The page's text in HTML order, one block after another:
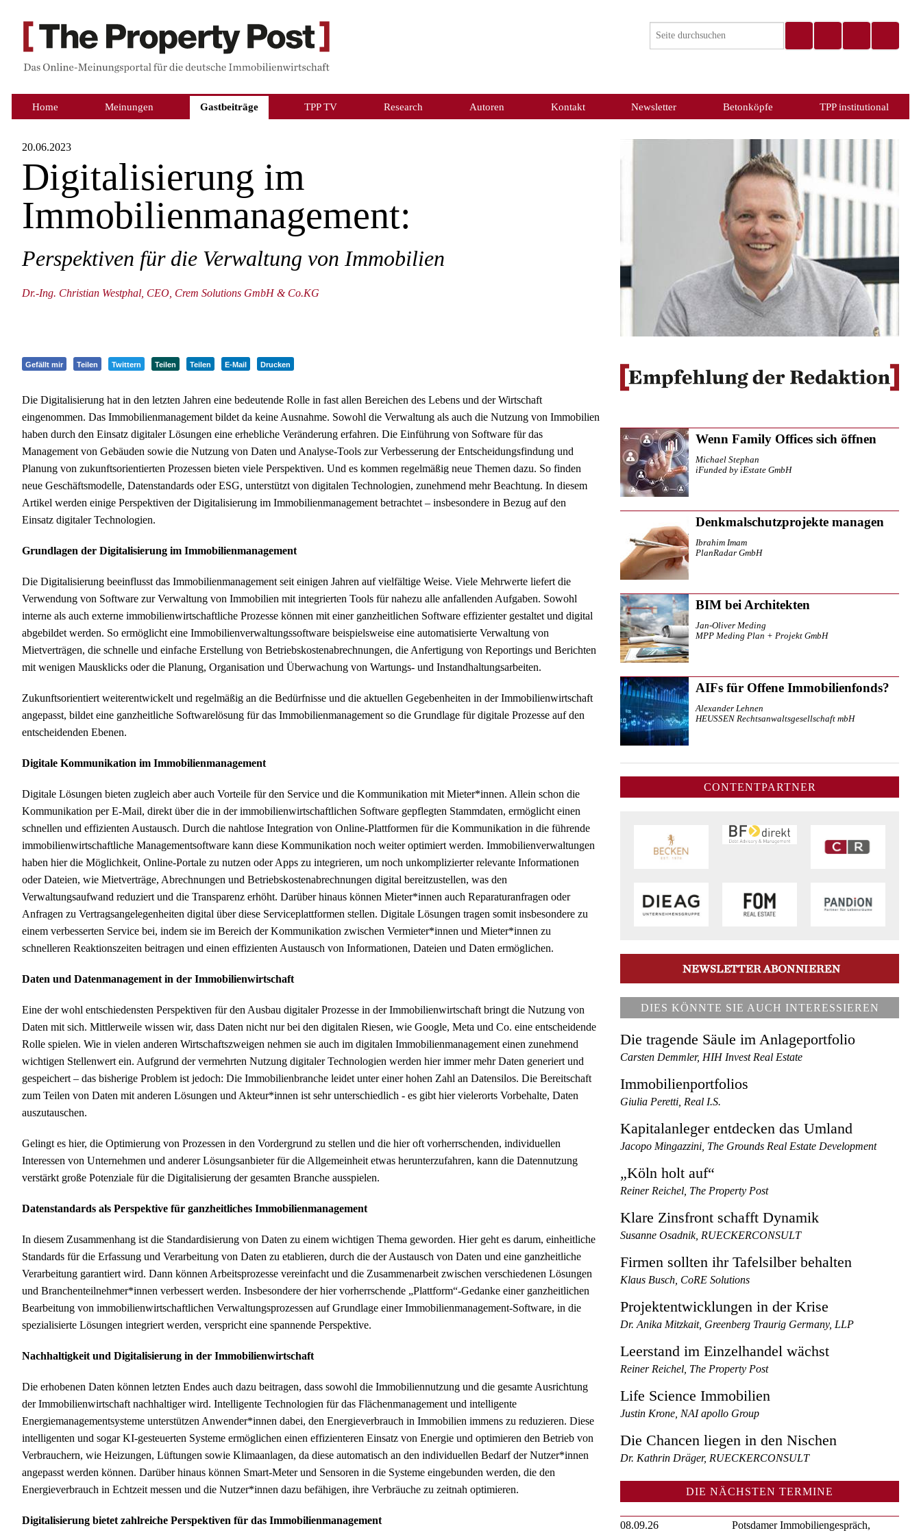
Home Meinungen Gastbeiträge TPP TV Research Autoren Kontakt Newsletter Betonköpfe TPP institutional
20.06.2023
Digitalisierung im
Immobilienmanagement:
Perspektiven für die Verwaltung von Immobilien
Dr.-Ing. Christian Westphal, CEO, Crem Solutions GmbH & Co.KG
Gefällt mir Teilen Twittern Teilen Teilen E-Mail Drucken
Die Digitalisierung hat in den letzten Jahren eine bedeutende Rolle in fast allen Bereichen des Lebens und der Wirtschaft
eingenommen. Das Immobilienmanagement bildet da keine Ausnahme. Sowohl die Verwaltung als auch die Nutzung von Immobilien
haben durch den Einsatz digitaler Lösungen eine erhebliche Veränderung erfahren. Die Einführung von Software für das
Management von Gebäuden sowie die Nutzung von Daten und Analyse-Tools zur Verbesserung der Entscheidungsfindung und
Planung von zukunftsorientierten Prozessen bieten viele Perspektiven. Und es kommen regelmäßig neue Themen dazu. So finden
neue Geschäftsmodelle, Datenstandards oder ESG, unterstützt von digitalen Technologien, zunehmend mehr Beachtung. In diesem
Artikel werden einige Perspektiven der Digitalisierung im Immobilienmanagement betrachtet – insbesondere in Bezug auf den
Einsatz digitaler Technologien.
Grundlagen der Digitalisierung im Immobilienmanagement
Die Digitalisierung beeinflusst das Immobilienmanagement seit einigen Jahren auf vielfältige Weise. Viele Mehrwerte liefert die
Verwendung von Software zur Verwaltung von Immobilien mit integrierten Tools für nahezu alle anfallenden Aufgaben. Sowohl
interne als auch externe immobilienwirtschaftliche Prozesse können mit einer ganzheitlichen Software effizienter gestaltet und digital
abgebildet werden. So ermöglicht eine Immobilienverwaltungssoftware beispielsweise eine automatisierte Verwaltung von
Mietverträgen, die schnelle und einfache Erstellung von Betriebskostenabrechnungen, die Anfertigung von Reportings und Berichten
mit wenigen Mausklicks oder die Planung, Organisation und Überwachung von Wartungs- und Instandhaltungsarbeiten.
Zukunftsorientiert weiterentwickelt und regelmäßig an die Bedürfnisse und die aktuellen Gegebenheiten in der Immobilienwirtschaft
angepasst, bildet eine ganzheitliche Softwarelösung für das Immobilienmanagement so die Grundlage für digitale Prozesse auf den
entscheidenden Ebenen.
Digitale Kommunikation im Immobilienmanagement
Digitale Lösungen bieten zugleich aber auch Vorteile für den Service und die Kommunikation mit Mieter*innen. Allein schon die
Kommunikation per E-Mail, direkt über die in der immobilienwirtschaftlichen Software gepflegten Stammdaten, ermöglicht einen
schnellen und effizienten Austausch. Durch die nahtlose Integration von Online-Plattformen für die Kommunikation in die führende
immobilienwirtschaftliche Managementsoftware kann diese Kommunikation noch weiter optimiert werden. Immobilienverwaltungen
haben hier die Möglichkeit, Online-Portale zu nutzen oder Apps zu integrieren, um noch unkomplizierter relevante Informationen
oder Dateien, wie Mietverträge, Abrechnungen und Betriebskostenabrechnungen digital bereitzustellen, was den
Verwaltungsaufwand reduziert und die Transparenz erhöht. Darüber hinaus können Mieter*innen auch Reparaturanfragen oder
Anfragen zu Vertragsangelegenheiten digital über diese Serviceplattformen stellen. Digitale Lösungen tragen somit insbesondere zu
einem verbesserten Service bei, indem sie im Bereich der Kommunikation zwischen Vermieter*innen und Mieter*innen zu
schnelleren Reaktionszeiten beitragen und einen effizienten Austausch von Informationen, Dateien und Daten ermöglichen.
Daten und Datenmanagement in der Immobilienwirtschaft
Eine der wohl entschiedensten Perspektiven für den Ausbau digitaler Prozesse in der Immobilienwirtschaft bringt die Nutzung von
Daten mit sich. Mittlerweile wissen wir, dass Daten nicht nur bei den digitalen Riesen, wie Google, Meta und Co. eine entscheidende
Rolle spielen. Wie in vielen anderen Wirtschaftszweigen nehmen sie auch im digitalen Immobilienmanagement einen zunehmend
wichtigen Stellenwert ein. Aufgrund der vermehrten Nutzung digitaler Technologien werden hier immer mehr Daten generiert und
gespeichert – das bisherige Problem ist jedoch: Die Immobilienbranche leidet unter einer hohen Zahl an Datensilos. Die Bereitschaft
zum Teilen von Daten mit anderen Lösungen und Akteur*innen ist sehr unterschiedlich - es gibt hier vielerorts Vorbehalte, Daten
auszutauschen.
Gelingt es hier, die Optimierung von Prozessen in den Vordergrund zu stellen und die hier oft vorherrschenden, individuellen
Interessen von Unternehmen und anderer Lösungsanbieter für die Allgemeinheit etwas herunterzufahren, kann die Datennutzung
verstärkt große Potenziale für die Digitalisierung der gesamten Branche ausspielen.
Datenstandards als Perspektive für ganzheitliches Immobilienmanagement
In diesem Zusammenhang ist die Standardisierung von Daten zu einem wichtigen Thema geworden. Hier geht es darum, einheitliche
Standards für die Erfassung und Verarbeitung von Daten zu etablieren, durch die der Austausch von Daten und eine ganzheitliche
Verarbeitung garantiert wird. Dann können Arbeitsprozesse vereinfacht und die Zusammenarbeit zwischen verschiedenen Lösungen
und Branchenteilnehmer*innen verbessert werden. Insbesondere der hier vorherrschende „Plattform“-Gedanke einer ganzheitlichen
Bearbeitung von immobilienwirtschaftlichen Verwaltungsprozessen auf Grundlage einer Immobilienmanagement-Software, in die
spezialisierte Lösungen integriert werden, verspricht eine spannende Perspektive.
Nachhaltigkeit und Digitalisierung in der Immobilienwirtschaft
Die erhobenen Daten können letzten Endes auch dazu beitragen, dass sowohl die Immobiliennutzung und die gesamte Ausrichtung
der Immobilienwirtschaft nachhaltiger wird. Intelligente Technologien für das Flächenmanagement und intelligente
Energiemanagementsysteme unterstützen Anwender*innen dabei, den Energieverbrauch in Immobilien immens zu reduzieren. Diese
intelligenten und sogar KI-gesteuerten Systeme ermöglichen einen effizienteren Einsatz von Energie und optimieren den Betrieb von
Verbrauchern, wie Heizungen, Lüftungen sowie Klimaanlagen, da diese automatisch an den individuellen Bedarf der Nutzer*innen
angepasst werden können. Darüber hinaus können Smart-Meter und Sensoren in die Systeme eingebunden werden, die den
Energieverbrauch in Echtzeit messen und die Nutzer*innen dazu befähigen, ihre Verbräuche zu zeitnah optimieren.
Digitalisierung bietet zahlreiche Perspektiven für das Immobilienmanagement
Wenn Family Offices sich öffnen
Michael Stephan
iFunded by iEstate GmbH
Denkmalschutzprojekte managen
Ibrahim Imam
PlanRadar GmbH
BIM bei Architekten
Jan-Oliver Meding
MPP Meding Plan + Projekt GmbH
AIFs für Offene Immobilienfonds?
Alexander Lehnen
HEUSSEN Rechtsanwaltsgesellschaft mbH
CONTENTPARTNER
DIES KÖNNTE SIE AUCH INTERESSIEREN
Die tragende Säule im Anlageportfolio
Carsten Demmler, HIH Invest Real Estate
Immobilienportfolios
Giulia Peretti, Real I.S.
Kapitalanleger entdecken das Umland
Jacopo Mingazzini, The Grounds Real Estate Development
„Köln holt auf“
Reiner Reichel, The Property Post
Klare Zinsfront schafft Dynamik
Susanne Osadnik, RUECKERCONSULT
Firmen sollten ihr Tafelsilber behalten
Klaus Busch, CoRE Solutions
Projektentwicklungen in der Krise
Dr. Anika Mitzkait, Greenberg Traurig Germany, LLP
Leerstand im Einzelhandel wächst
Reiner Reichel, The Property Post
Life Science Immobilien
Justin Krone, NAI apollo Group
Die Chancen liegen in den Nischen
Dr. Kathrin Dräger, RUECKERCONSULT
DIE NÄCHSTEN TERMINE
08.09.26 Potsdamer Immobiliengespräch,